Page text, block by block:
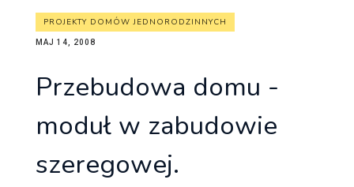
PROJEKTY DOMÓW JEDNORODZINNYCH
MAJ 14, 2008
Przebudowa domu -
moduł w zabudowie
szeregowej.